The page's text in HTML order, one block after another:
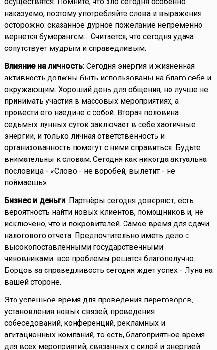
наказуемо, поэтому употребляйте слова и выражения
осторожно: сказанное дурное пожелание непременно
вернется бумерангом… Считается, что сегодня удача
сопутствует мудрым и справедливым.
Влияние на личность: Сегодня энергия и жизненная
активность должны быть использованы на благо себе и
окружающим. Хороший день для общения, но лучше не
принимать участия в массовых мероприятиях, а
провести его наедине с собой. Вторая половина
седьмых лунных суток заключает в себе хаотичные
энергии, и только личная ответственность и
организованность помогут с ними справиться. Будьте
внимательны к словам. Сегодня как никогда актуальна
пословица - «Слово - не воробей, вылетит - не
поймаешь».
Бизнес и деньги: Партнёры сегодня доверяют, есть
вероятность найти новых клиентов, помощников и, не
исключено, что и покровителей. Самое время для сдачи
налогового отчета. Предпочтительно иметь дело с
высокопоставленными государственными
чиновниками: все проблемы решатся благополучно.
Борцов за справедливость сегодня ждет успех - Луна на
вашей стороне.
Это успешное время для проведения переговоров,
установления новых связей, проведения
собеседований, конференций, рекламных и
агитационных компаний, то есть, благоприятное время
для всех мероприятий, связанных с силой и энергией